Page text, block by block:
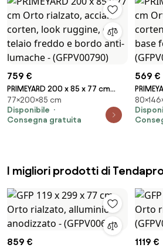
759 €
PRIMEYARD 200 x 85 x 77 cm
Orto rialzato, acciaio corten,
look ruggine, con telaio freddo
e bordo anti-lumache -
77×200×85 cm
Disponibile
Consegna gratuita
569 €
Orto
look
inclusa
I migliori prodotti di
859 € 1119 €